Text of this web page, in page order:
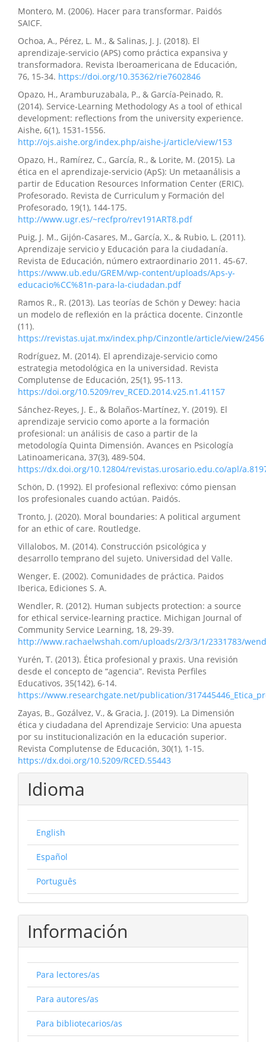
Montero, M. (2006). Hacer para transformar. Paidós
SAICF.
Ochoa, A., Pérez, L. M., & Salinas, J. J. (2018). El
aprendizaje-servicio (APS) como práctica expansiva y
transformadora. Revista Iberoamericana de Educación,
76, 15-34. https://doi.org/10.35362/rie7602846
Opazo, H., Aramburuzabala, P., & García-Peinado, R.
(2014). Service-Learning Methodology As a tool of ethical
development: reflections from the university experience.
Aishe, 6(1), 1531-1556.
http://ojs.aishe.org/index.php/aishe-j/article/view/153
Opazo, H., Ramírez, C., García, R., & Lorite, M. (2015). La
ética en el aprendizaje-servicio (ApS): Un metaanálisis a
partir de Education Resources Information Center (ERIC).
Profesorado. Revista de Curriculum y Formación del
Profesorado, 19(1), 144-175.
http://www.ugr.es/~recfpro/rev191ART8.pdf
Puig, J. M., Gijón-Casares, M., García, X., & Rubio, L. (2011).
Aprendizaje servicio y Educación para la ciudadanía.
Revista de Educación, número extraordinario 2011. 45-67.
https://www.ub.edu/GREM/wp-content/uploads/Aps-y-
educacio%CC%81n-para-la-ciudadan.pdf
Ramos R., R. (2013). Las teorías de Schön y Dewey: hacia
un modelo de reflexión en la práctica docente. Cinzontle
(11).
https://revistas.ujat.mx/index.php/Cinzontle/article/view/2456
Rodríguez, M. (2014). El aprendizaje-servicio como
estrategia metodológica en la universidad. Revista
Complutense de Educación, 25(1), 95-113.
https://doi.org/10.5209/rev_RCED.2014.v25.n1.41157
Sánchez-Reyes, J. E., & Bolaños-Martínez, Y. (2019). El
aprendizaje servicio como aporte a la formación
profesional: un análisis de caso a partir de la
metodología Quinta Dimensión. Avances en Psicología
Latinoamericana, 37(3), 489-504.
https://dx.doi.org/10.12804/revistas.urosario.edu.co/apl/
Schön, D. (1992). El profesional reflexivo: cómo piensan
los profesionales cuando actúan. Paidós.
Tronto, J. (2020). Moral boundaries: A political argument
for an ethic of care. Routledge.
Villalobos, M. (2014). Construcción psicológica y
desarrollo temprano del sujeto. Universidad del Valle.
Wenger, E. (2002). Comunidades de práctica. Paidos
Iberica, Ediciones S. A.
Wendler, R. (2012). Human subjects protection: a source
for ethical service-learning practice. Michigan Journal of
Community Service Learning, 18, 29-39.
http://www.rachaelwshah.com/uploads/2/3/3/1/2331783/
Yurén, T. (2013). Ética profesional y praxis. Una revisión
desde el concepto de “agencia”. Revista Perfiles
Educativos, 35(142), 6-14.
https://www.researchgate.net/publication/
Zayas, B., Gozálvez, V., & Gracia, J. (2019). La Dimensión
ética y ciudadana del Aprendizaje Servicio: Una apuesta
por su institucionalización en la educación superior.
Revista Complutense de Educación, 30(1), 1-15.
https://dx.doi.org/10.5209/RCED.55443
Idioma
English
Español
Português
Información
Para lectores/as
Para autores/as
Para bibliotecarios/as